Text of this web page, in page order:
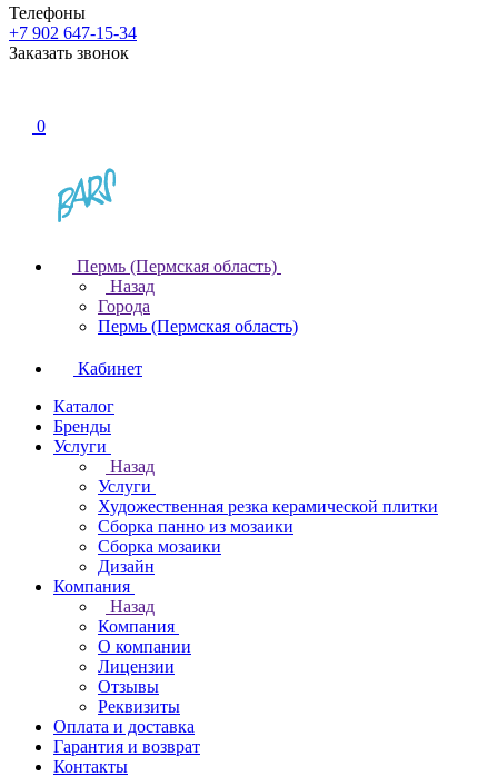
Телефоны
+7 902 647-15-34
Заказать звонок
0
Пермь (Пермская область)
Назад
Города
Пермь (Пермская область)
Кабинет
Каталог
Бренды
Услуги
Назад
Услуги
Художественная резка керамической плитки
Сборка панно из мозаики
Сборка мозаики
Дизайн
Компания
Назад
Компания
О компании
Лицензии
Отзывы
Реквизиты
Оплата и доставка
Гарантия и возврат
Контакты